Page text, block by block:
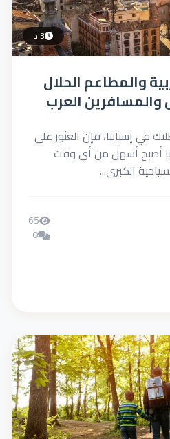
3 د
والمطاعم الحلال
والمسافرين العرب
في إسبانيا، فإن العثور على
أصبح أسهل من أي وقت
الكبرى...
65
0